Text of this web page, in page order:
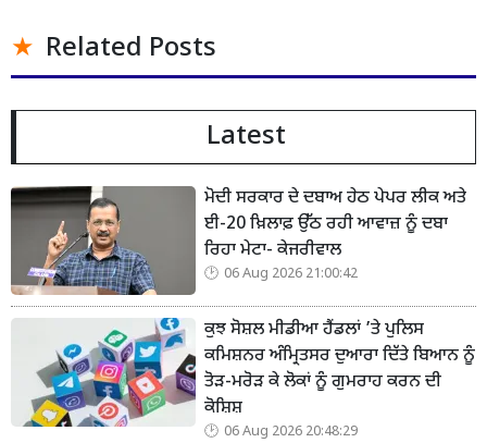
Related Posts
Latest
ਮੋਦੀ ਸਰਕਾਰ ਦੇ ਦਬਾਅ ਹੇਠ ਪੇਪਰ ਲੀਕ ਅਤੇ
ਈ-20 ਖ਼ਿਲਾਫ਼ ਉੱਠ ਰਹੀ ਆਵਾਜ਼ ਨੂੰ ਦਬਾ
ਰਿਹਾ ਮੇਟਾ- ਕੇਜਰੀਵਾਲ
06 Aug 2026 21:00:42
ਕੁਝ ਸੋਸ਼ਲ ਮੀਡੀਆ ਹੈਂਡਲਾਂ ’ਤੇ ਪੁਲਿਸ
ਕਮਿਸ਼ਨਰ ਅੰਮ੍ਰਿਤਸਰ ਦੁਆਰਾ ਦਿੱਤੇ ਬਿਆਨ ਨੂੰ
ਤੋੜ-ਮਰੋੜ ਕੇ ਲੋਕਾਂ ਨੂੰ ਗੁਮਰਾਹ ਕਰਨ ਦੀ
ਕੋਸ਼ਿਸ਼
06 Aug 2026 20:48:29